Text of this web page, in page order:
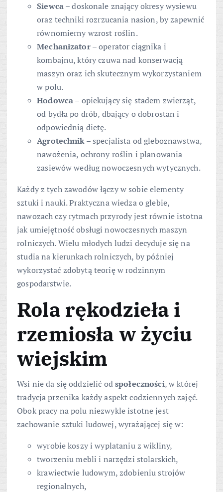
Siewca– doskonale znający okresy wysiewu
oraz techniki rozrzucania nasion, by zapewnić
równomierny wzrost roślin.
Mechanizator– operator ciągnika i
kombajnu, który czuwa nad konserwacją
maszyn oraz ich skutecznym wykorzystaniem
w polu.
Hodowca– opiekujący się stadem zwierząt,
od bydła po drób, dbający o dobrostan i
odpowiednią dietę.
Agrotechnik– specjalista od gleboznawstwa,
nawożenia, ochrony roślin i planowania
zasiewów według nowoczesnych wytycznych.
Każdy z tych zawodów łączy w sobie elementy
sztuki i nauki. Praktyczna wiedza o glebie,
nawozach czy rytmach przyrody jest równie istotna
jak umiejętność obsługi nowoczesnych maszyn
rolniczych. Wielu młodych ludzi decyduje się na
studia na kierunkach rolniczych, by później
wykorzystać zdobytą teorię w rodzinnym
gospodarstwie.
Rola rękodzieła i
rzemiosła w życiu
wiejskim
Wsi nie da się oddzielić odspołeczności, w której
tradycja przenika każdy aspekt codziennych zajęć.
Obok pracy na polu niezwykle istotne jest
zachowanie sztuki ludowej, wyrażającej się w:
wyrobie koszy i wyplataniu z wikliny,
tworzeniu mebli i narzędzi stolarskich,
krawiectwie ludowym, zdobieniu strojów
regionalnych,